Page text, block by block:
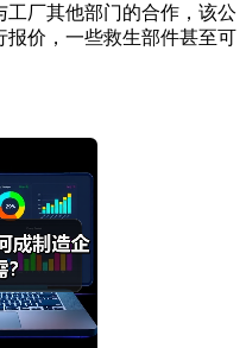
工厂其他部门的合作，该公
价，一些救生部件甚至可